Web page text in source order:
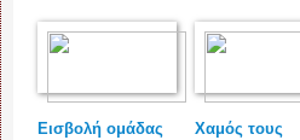
Εισβολή ομάδας
Χαμός τους